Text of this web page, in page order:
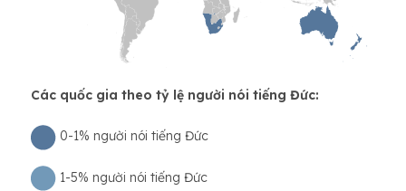
Các quốc gia theo tỷ lệ người nói tiếng Đức:
0-1% người nói tiếng Đức
1-5% người nói tiếng Đức